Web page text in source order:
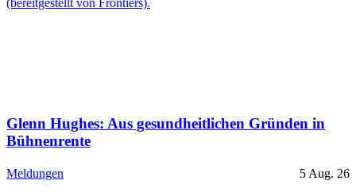
Glenn Hughes: Aus gesundheitlichen Gründen in
Bühnenrente
Meldungen 5 Aug. 26